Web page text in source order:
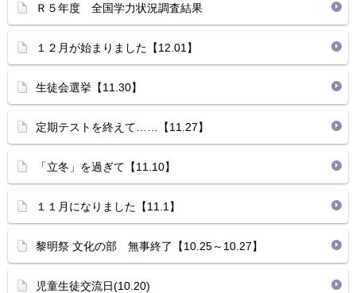
Ｒ５年度 全国学力状況調査結果
１２月が始まりました【12.01】
生徒会選挙【11.30】
定期テストを終えて……【11.27】
「立冬」を過ぎて【11.10】
１１月になりました【11.1】
黎明祭 文化の部 無事終了【10.25～10.27】
児童生徒交流日(10.20)